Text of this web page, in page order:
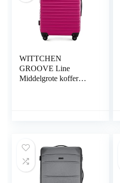
WITTCHEN
GROOVE Line
Middelgrote koffer